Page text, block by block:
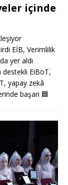
içinde
EİB, Verimlilik
yer aldı
EiBoT,
yapay zekâ
başarı 🟦